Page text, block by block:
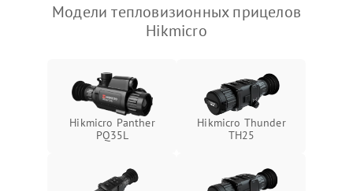
Неисправность системы
защиты от
перенапряжения
1500 ₽ Подробнее →
защиты от замыкания
Модели тепловизионных прицелов
Hikmicro
Hikmicro Panther
PQ35L
Hikmicro Thunder
TH25